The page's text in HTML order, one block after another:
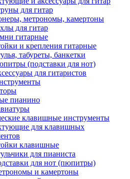
для гитар
метрономы, камертоны
для гитар
гитарные
и крепления гитарные
табуреты, банкетки
(подставки для нот)
для гитаристов
пианино
клавишные инструменты
для клавишных
клавишные
для пианиста
для нот (пюпитры)
и камертоны